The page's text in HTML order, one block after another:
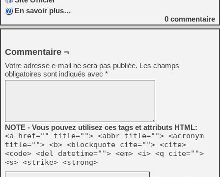
En savoir plus…
0 commentaire
Commentaire ¬
Votre adresse e-mail ne sera pas publiée. Les champs
obligatoires sont indiqués avec *
NOTE - Vous pouvez utilisez ces tags et attributs HTML:
<a href="" title=""> <abbr title=""> <acronym
title=""> <b> <blockquote cite=""> <cite>
<code> <del datetime=""> <em> <i> <q cite="">
<s> <strike> <strong>